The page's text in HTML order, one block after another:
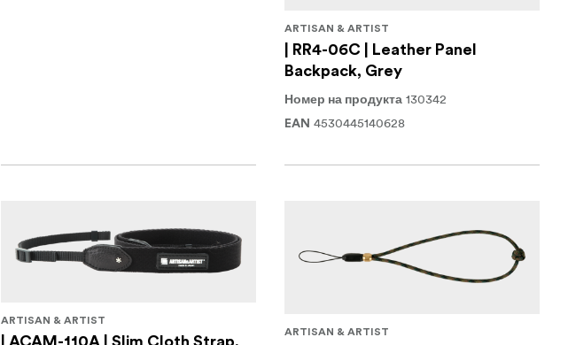
ARTISAN & ARTIST
| RR4-06C | Leather Panel
Backpack, Grey
Номер на продукта 130342
EAN 4530445140628
ARTISAN & ARTIST
| ACAM-110A | Slim Cloth Strap,
ARTISAN & ARTIST